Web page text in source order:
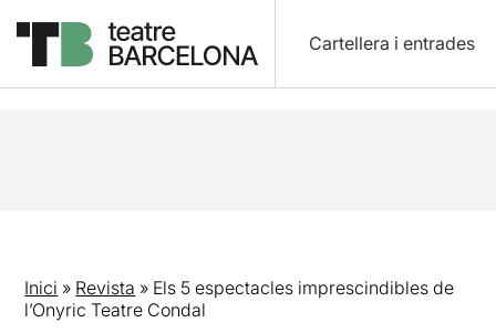
Cartellera i entrades
Inici » Revista » Els 5 espectacles imprescindibles de
l’Onyric Teatre Condal